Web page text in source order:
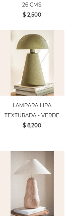
26 CMS
$ 2,500
LAMPARA LIPA
TEXTURADA - VERDE
$ 8,200